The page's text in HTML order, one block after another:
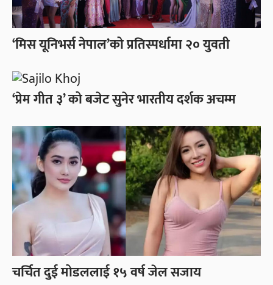
‘मिस यूनिभर्स नेपाल’को प्रतिस्पर्धामा २० युवती
‘प्रेम गीत ३’ को बजेट सुनेर भारतीय दर्शक अचम्म
चर्चित दुई मोडललाई १५ वर्ष जेल सजाय